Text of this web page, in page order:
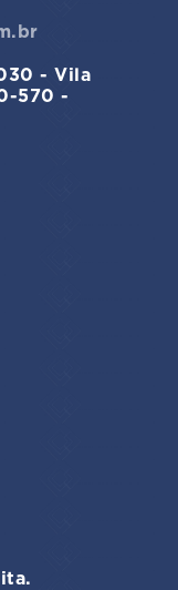
- Vila
570 -